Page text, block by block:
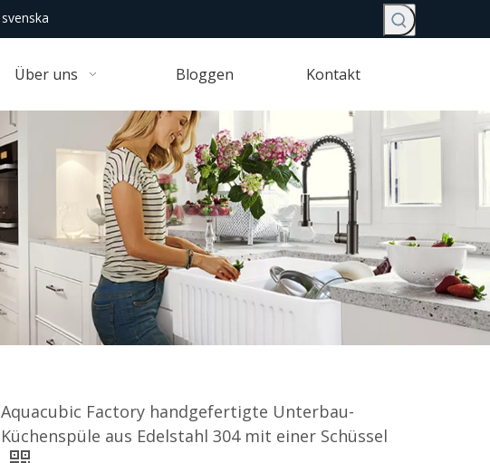
svenska
Über uns Bloggen Kontakt
Aquacubic Factory handgefertigte Unterbau-
Küchenspüle aus Edelstahl 304 mit einer Schüssel